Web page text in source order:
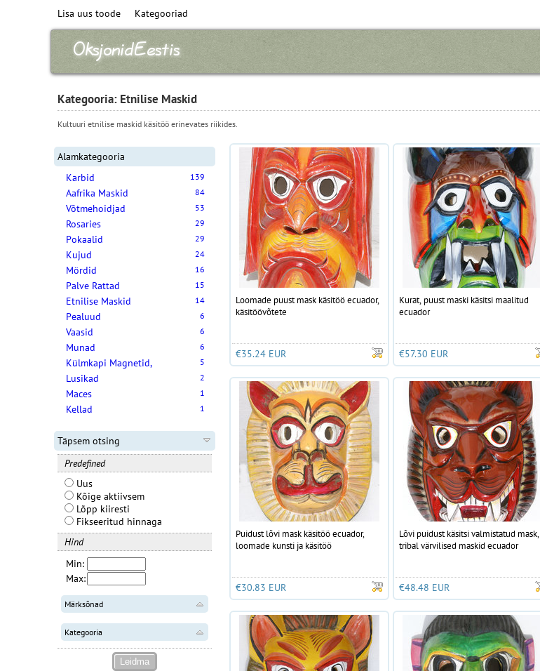
Lisa uus toode Kategooriad
Kategooria: Etnilise Maskid
Kultuuri etnilise maskid käsitöö erinevates riikides.
Alamkategooria
Karbid
139
Aafrika Maskid 84
Võtmehoidjad 53
Rosaries 29
Pokaalid 29
Kujud 24
Mördid 16
Palve Rattad 15
Etnilise Maskid 14
Pealuud 6
Vaasid 6
Munad 6
Külmkapi Magnetid, 5
Lusikad 2
Maces 1
Kellad 1
Täpsem otsing
Predefined
Uus
Kõige aktiivsem
Lõpp kiiresti
Fikseeritud hinnaga
Hind
Min:
Max:
Märksõnad
Kategooria
Loomade puust mask käsitöö ecuador,
käsitöövõtete
€35.24 EUR
Kurat, puust maski käsitsi maalitud
ecuador
€57.30 EUR
Puidust lõvi mask käsitöö ecuador,
loomade kunsti ja käsitöö
€30.83 EUR
Lõvi puidust käsitsi valmistatud mask,
tribal värvilised maskid ecuador
€48.48 EUR